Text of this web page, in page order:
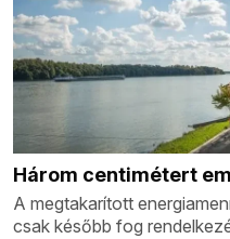
Három centimétert
A megtakarított
csak később fog